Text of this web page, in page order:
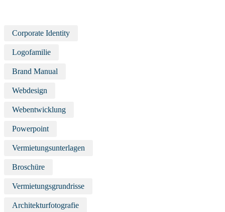
Corporate Identity
Logofamilie
Brand Manual
Webdesign
Webentwicklung
Powerpoint
Vermietungsunterlagen
Broschüre
Vermietungsgrundrisse
Architekturfotografie